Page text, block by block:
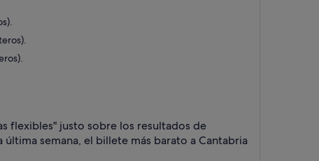
flexibles" justo sobre los resultados de
semana, el billete más barato a Cantabria